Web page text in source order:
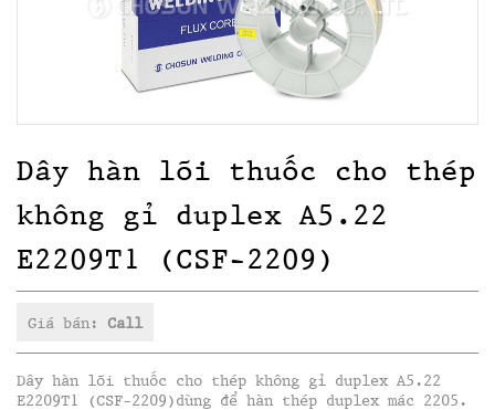
Dây hàn lõi thuốc cho thép
không gỉ duplex A5.22
E2209T1 (CSF-2209)
Giá bán: Call
Dây hàn lõi thuốc cho thép không gỉ duplex A5.22
E2209T1 (CSF-2209)dùng để hàn thép duplex mác 2205.